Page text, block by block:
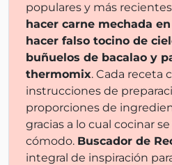
populares y más
hacer carne mechada
hacer falso tocino de
buñuelos de bacalao y
thermomix. Cada receta
instrucciones de
proporciones de
gracias a lo cual cocinar
cómodo. Buscador de
integral de inspiración